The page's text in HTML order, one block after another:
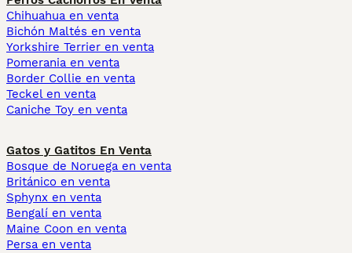
Chihuahua en venta
Bichón Maltés en venta
Yorkshire Terrier en venta
Pomerania en venta
Border Collie en venta
Teckel en venta
Caniche Toy en venta
Gatos y Gatitos En Venta
Bosque de Noruega en venta
Británico en venta
Sphynx en venta
Bengalí en venta
Maine Coon en venta
Persa en venta